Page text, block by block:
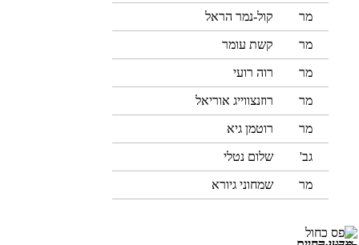
מר קול-נמר הראל
מר קשת עומר
מר רוה רועי
מר רוזנצווייג אוריאל
מר רוטמן גיא
גב' שלום נטלי
מר שמחוני גיורא